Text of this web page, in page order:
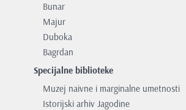
Bunar
Majur
Duboka
Bagrdan
Specijalne biblioteke
Muzej naivne i marginalne umetnosti
Istorijski arhiv Jagodine